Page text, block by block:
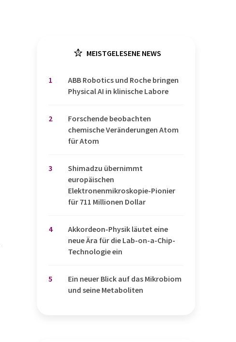
MEISTGELESENE NEWS
1
​​​​​​​ABB Robotics und Roche bringen
Physical AI in klinische Labore
2
Forschende beobachten
chemische Veränderungen Atom
für Atom
3
Shimadzu übernimmt
europäischen
Elektronenmikroskopie-Pionier
für 711 Millionen Dollar
4
Akkordeon-Physik läutet eine
neue Ära für die Lab-on-a-Chip-
Technologie ein
5
Ein neuer Blick auf das Mikrobiom
und seine Metaboliten